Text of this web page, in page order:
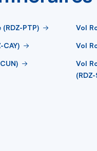
PTP) Vol
CAY) Vol
Vol
(RDZ-